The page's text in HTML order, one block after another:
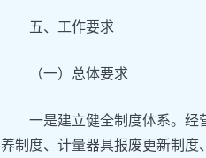
五、工作要求
（一）总体要求
一是建立健全制度体系。经
养制度、计量器具报废更新制度